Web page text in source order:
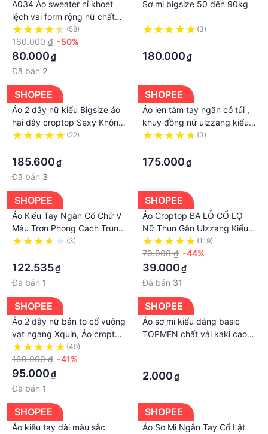
A034 Áo sweater nỉ khoét
lệch vai form rộng nữ chất
dày dặn hè thu quyến rũ cổ
lọ thiết kế kiểu Ulzzang sang
trọng
(58)
160.000 ₫ -50%
80.000₫
Đã bán 2
Sơ mi bigsize 50 đến 90kg
(3)
180.000₫
SHOPEE
Áo 2 dây nữ kiểu Bigsize áo
hai dây croptop Sexy Không
tay cổ vuông mùa hè Phong
cá tính xinh đẹp cho người
mập béo nữ
(22)
185.600₫
Đã bán 3
SHOPEE
Áo len tăm tay ngắn có túi ,
khuy đồng nữ ulzzang kiểu
Hàn Quốc
(3)
175.000₫
SHOPEE
Áo Kiểu Tay Ngắn Cổ Chữ V
Màu Trơn Phong Cách Trung
Quốc Thời Trang Mùa Hè Mới
(3)
122.535₫
Đã bán 1
SHOPEE
Áo Croptop BA LỖ CỔ LỌ
Nữ Thun Gân Ulzzang Kiểu
Basic Ôm Body Đẹp 2 Màu -
MICHAA
(119)
70.000 ₫ -44%
39.000₫
Đã bán 31
SHOPEE
Áo 2 dây nữ bản to cổ vuông
vạt ngang Xquin, Áo croptop
2 dây nữ kiểu basic thời
trang mùa hè có bigsize
(49)
160.000 ₫ -41%
95.000₫
Đã bán 1
SHOPEE
Áo sơ mi kiểu dáng basic
TOPMEN chất vải kaki cao
2.000₫
SHOPEE
Áo kiểu tay dài màu sắc
SHOPEE
Áo Sơ Mi Ngắn Tay Cổ Lật